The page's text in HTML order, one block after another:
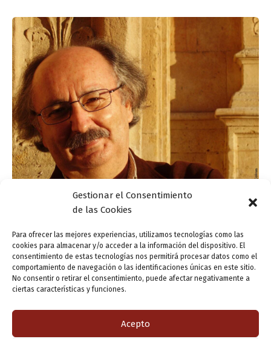
Gestionar el Consentimiento
de las Cookies
Para ofrecer las mejores experiencias, utilizamos tecnologías como las
cookies para almacenar y/o acceder a la información del dispositivo. El
consentimiento de estas tecnologías nos permitirá procesar datos como el
comportamiento de navegación o las identificaciones únicas en este sitio.
No consentir o retirar el consentimiento, puede afectar negativamente a
ciertas características y funciones.
Acepto
Comienza la 48ª Feria del Libro de Valladolid
ensutinta 23 abril, 2015
A puntito de comenzar la 48ª Feria del Libro de